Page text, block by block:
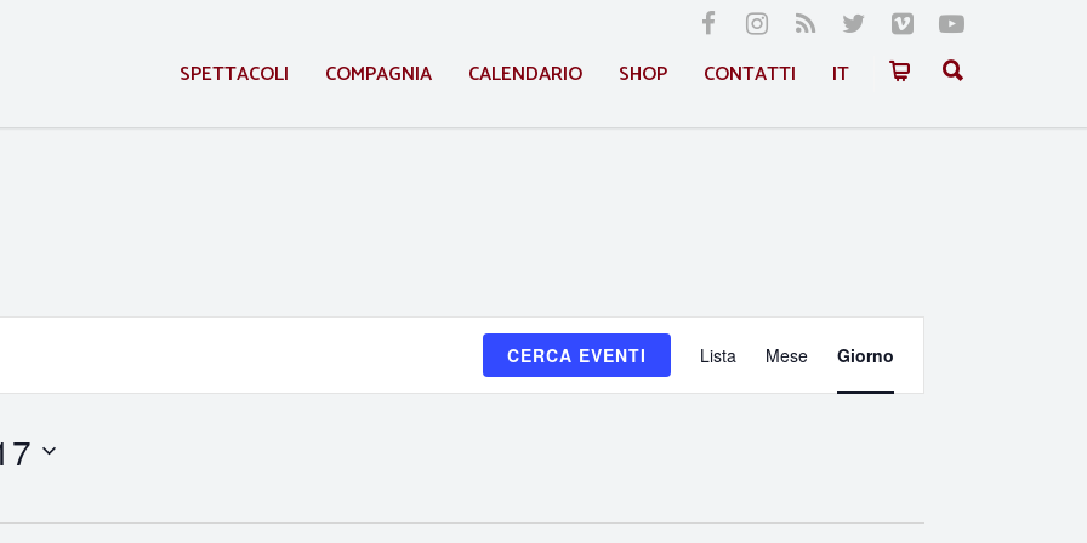
SPETTACOLI COMPAGNIA CALENDARIO SHOP CONTATTI IT
CERCA EVENTI
Evento
Viste
Lista Mese Giorno